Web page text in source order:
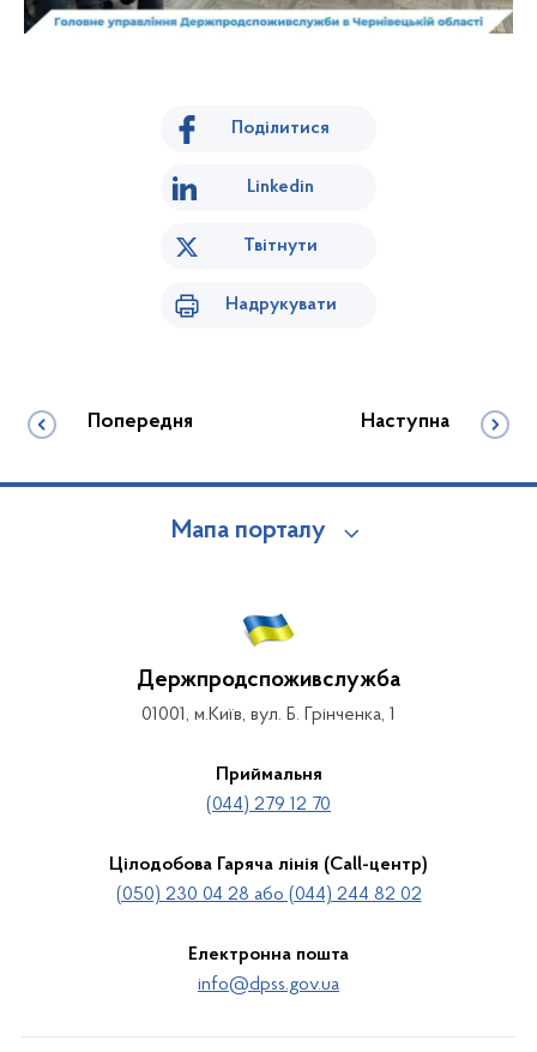
Поділитися
Linkedin
Твітнути
Надрукувати
Попередня Наступна
Мапа порталу
Держпродспоживслужба
01001, м.Київ, вул. Б. Грінченка, 1
Приймальня
(044) 279 12 70
Цілодобова Гаряча лінія (Call-центр)
(050) 230 04 28 або (044) 244 82 02
Електронна пошта
info@dpss.gov.ua